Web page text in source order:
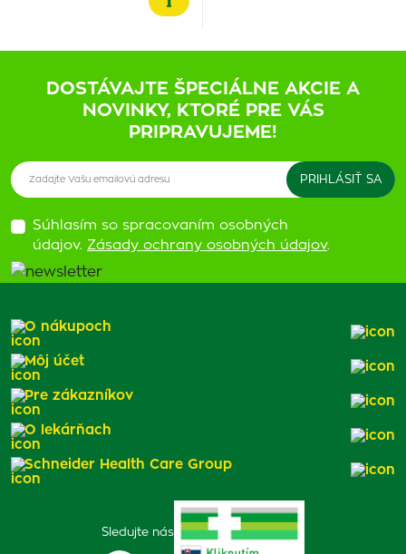
DOSTÁVAJTE ŠPECIÁLNE AKCIE A
NOVINKY, KTORÉ PRE VÁS
PRIPRAVUJEME!
Súhlasím so spracovaním osobných
údajov. Zásady ochrany osobných údajov.
Sledujte nás
O nákupoch
Môj účet
Pre zákazníkov
O lekárňach
Schneider Health Care Group